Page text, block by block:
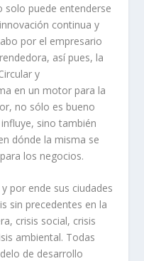
solo puede entenderse
continua y
por el empresario
así pues, la
y
en un motor para la
no sólo es bueno
sino también
dónde la misma se
los negocios.
por ende sus ciudades
sin precedentes en la
crisis social, crisis
ambiental. Todas
de desarrollo